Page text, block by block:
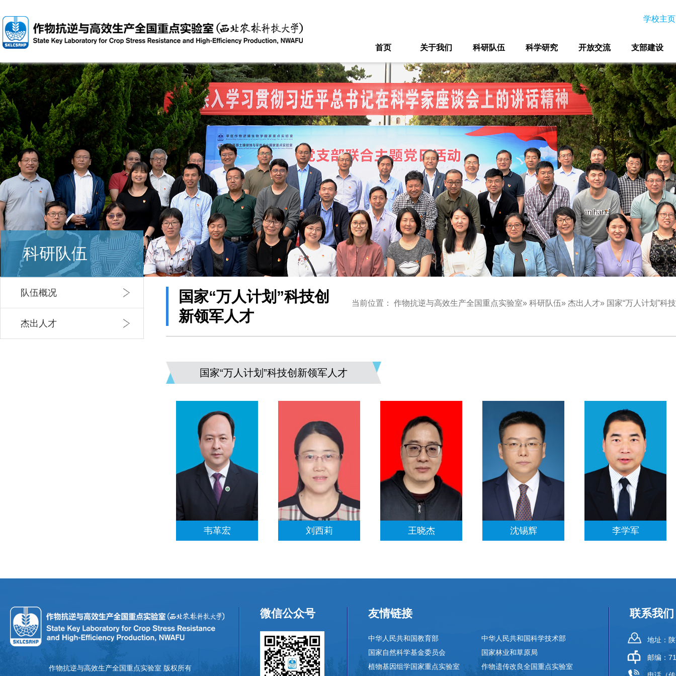
学校主页
首页 关于我们 科研队伍 科学研究 开放交流 支部建设
科研队伍
队伍概况
杰出人才
当前位置： 作物抗逆与高效生产全国重点实验室» 科研队伍» 杰出人才» 国家“万人计划”科
国家“万人计划”科技创
新领军人才
国家“万人计划”科技创新领军人才
韦革宏 刘西莉 王晓杰 沈锡辉 李学军
作物抗逆与高效生产全国重点实验室 版权所有
微信公众号 友情链接
中华人民共和国教育部
中华人民共和国科学技术部
国家自然科学基金委员会
国家林业和草原局
植物基因组学国家重点实验室
作物遗传改良全国重点实验室
联系我们
地址：
邮编：